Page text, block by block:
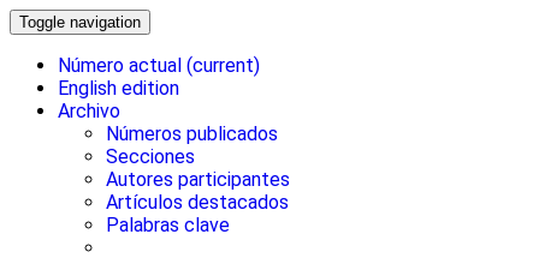
Toggle navigation
Número actual (current)
English edition
Archivo
Números publicados
Secciones
Autores participantes
Artículos destacados
Palabras clave